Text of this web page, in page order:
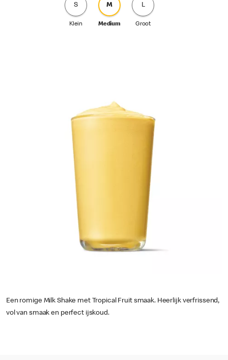
S
Klein
M
Medium
L
Groot
Een romige Milk Shake met Tropical Fruit smaak. Heerlijk verfrissend,
vol van smaak en perfect ijskoud.